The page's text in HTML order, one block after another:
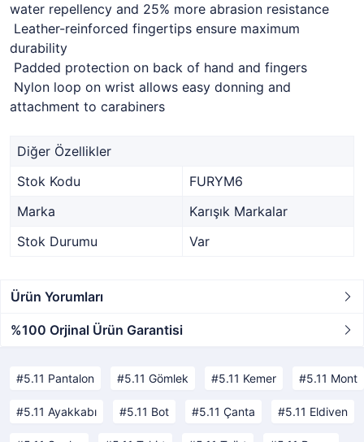
water repellency and 25% more abrasion resistance
Leather-reinforced fingertips ensure maximum
durability
Padded protection on back of hand and fingers
Nylon loop on wrist allows easy donning and
attachment to carabiners
Diğer Özellikler
Stok Kodu
FURYM6
Marka
Karışık Markalar
Stok Durumu
Var
Ürün Yorumları
%100 Orjinal Ürün Garantisi
5.11 Pantalon 5.11 Gömlek 5.11 Kemer 5.11 Mont
5.11 Ayakkabı 5.11 Bot 5.11 Çanta 5.11 Eldiven